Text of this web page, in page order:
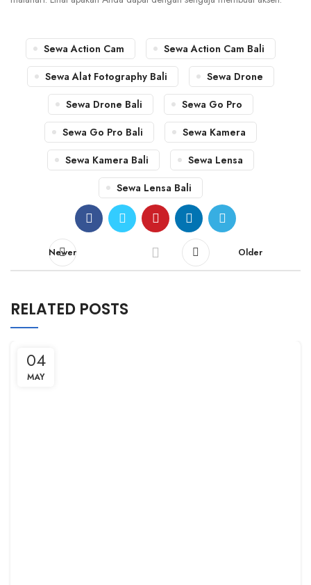
Sewa Action Cam
Sewa Action Cam Bali
Sewa Alat Fotography Bali
Sewa Drone
Sewa Drone Bali
Sewa Go Pro
Sewa Go Pro Bali
Sewa Kamera
Sewa Kamera Bali
Sewa Lensa
Sewa Lensa Bali
Newer Older
RELATED POSTS
04
MAY